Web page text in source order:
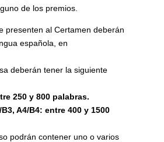
de los premios.
presenten al Certamen deberán
española, en
deberán tener la siguiente
250 y 800 palabras.
A4/B4: entre 400 y 1500
podrán contener uno o varios